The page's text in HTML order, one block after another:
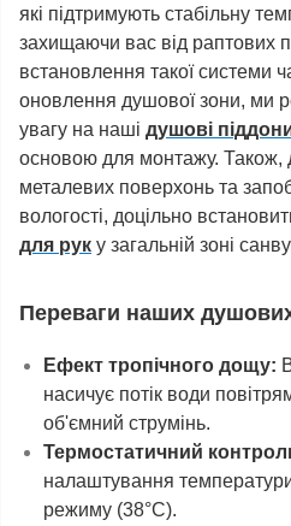
які підтримують стабільну
захищаючи вас від раптових
встановлення такої системи
оновлення душової зони, ми
увагу на наші душові
основою для монтажу. Також,
металевих поверхонь та
вологості, доцільно
для рук у загальній зоні
Переваги наших
Ефект тропічного дощу:
насичує потік води
об'ємний струмінь.
Термостатичний
налаштування
режиму (38°C).